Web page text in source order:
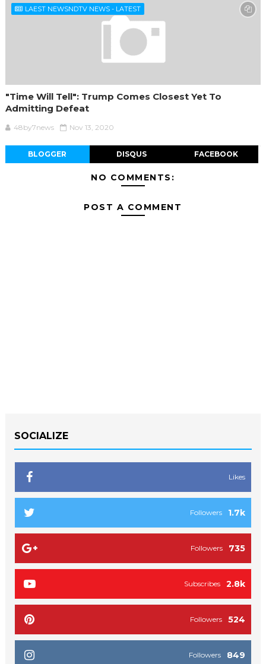
LAEST NEWSNDTV NEWS - LATEST
"Time Will Tell": Trump Comes Closest Yet To
Admitting Defeat
48by7news Nov 13, 2020
BLOGGER DISQUS FACEBOOK
NO COMMENTS:
POST A COMMENT
SOCIALIZE
Likes
1.7k
Followers
735
Followers
2.8k
Subscribes
524
Followers
849
Followers